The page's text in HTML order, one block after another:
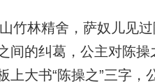
竹林精舍，萨奴儿见
间的纠葛，公主对陈
上大书“陈操之”三字，